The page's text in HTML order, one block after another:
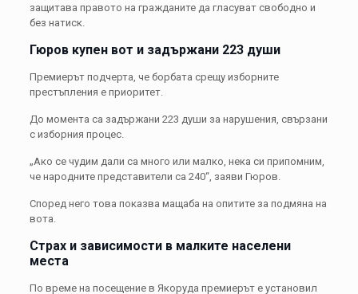
защитава правото на гражданите да гласуват свободно и
без натиск.
Гюров купен вот и задържани 223 души
Премиерът подчерта, че борбата срещу изборните
престъпления е приоритет.
До момента са задържани 223 души за нарушения, свързани
с изборния процес.
„Ако се чудим дали са много или малко, нека си припомним,
че народните представители са 240“, заяви Гюров.
Според него това показва мащаба на опитите за подмяна на
вота.
Страх и зависимости в малките населени
места
По време на посещение в Якоруда премиерът е установил